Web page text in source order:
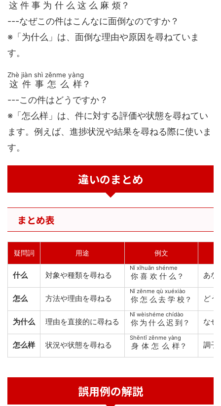
这件事为什么这么麻烦 ？
---なぜこの件はこんなに面倒なのですか？
※「为什么」は、面倒な理由や原因を尋ねていま
す。
这件事怎么样
Zhè jiàn shì zěnme yàng
？
---この件はどうですか？
※「怎么样」は、件に対する評価や状態を尋ねてい
ます。例えば、進捗状況や結果を尋ねる際に使いま
す。
違いのまとめ
まとめ表
疑問詞 用途 例文
什么 対象や種類を尋ねる 你喜欢什么
Nǐ xǐhuān shénme
？ あな
怎么 方法や理由を尋ねる 你怎么去学校
Nǐ zěnme qù xuéxiào
？ どう
为什么 理由を直接的に尋ねる 你为什么迟到
Nǐ wèishéme chídào
？ なぜ
怎么样 状況や状態を尋ねる 身体怎么样
Shēntǐ zěnme yàng
？ 調子
誤用例の解説